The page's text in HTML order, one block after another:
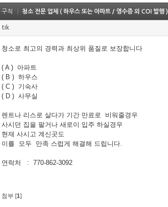
구직 청소 전문 업체 ( 하우스 또는 아파트 / 영수증 외 COI 발행 )
tik
청소로 최고의 경력과 최상위 품질로 보장합니다
( A ) 아파트
( B ) 하우스
( C ) 기숙사
( D ) 사무실
렌트나 리스로 살다가 기간 만료로 비워줄경우
사시던 집을 팔거나 새로이 입주 하실경우
현재 사시고 계신곳도
이를 모두 만족 스럽게 해결해 드립니다.
연락처 : 770-862-3092
첨부 [1]